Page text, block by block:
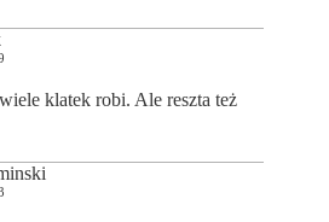
klatek robi. Ale reszta też